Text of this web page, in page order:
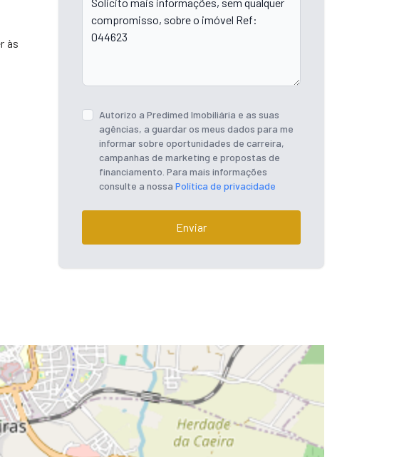
às
Autorizo a Predimed Imobiliária e as suas
agências, a guardar os meus dados para me
informar sobre oportunidades de carreira,
campanhas de marketing e propostas de
financiamento. Para mais informações
consulte a nossa Política de privacidade
Enviar